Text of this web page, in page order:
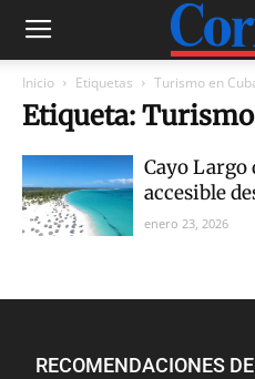
Inicio Etiquetas Turismo en
Etiqueta:
Cayo Largo
accesible
enero 23, 2026
RECOMENDACIONES